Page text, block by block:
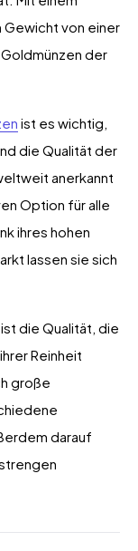
Gewicht von einer
der
ist es wichtig,
die Qualität der
anerkannt
Option für alle
ihres hohen
lassen sie sich
die Qualität, die
Reinheit
große
darauf